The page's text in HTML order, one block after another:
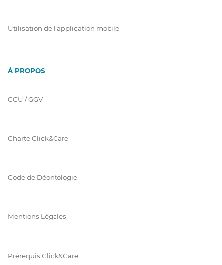
Utilisation de l'application mobile
À PROPOS
CGU / GGV
Charte Click&Care
Code de Déontologie
Mentions Légales
Prérequis Click&Care